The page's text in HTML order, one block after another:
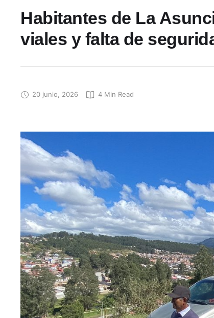
Habitantes de La
viales y falta de
20 junio, 2026 4 Min Read